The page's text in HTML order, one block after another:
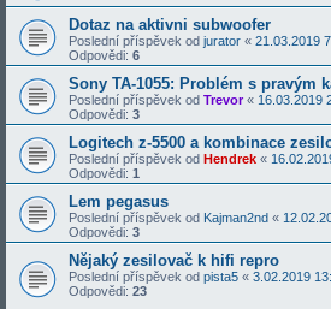
Dotaz na aktivni subwoofer
Poslední příspěvek od jurator « 21.03.2019
Odpovědi: 6
Sony TA-1055: Problém s pravým
Poslední příspěvek od Trevor« 16.03.2019
Odpovědi: 3
Logitech z-5500 a kombinace
Poslední příspěvek od Hendrek «
Odpovědi: 1
Lem pegasus
Poslední příspěvek od Kajman2nd «
Odpovědi: 3
Nějaký zesilovač k hifi repro
Poslední příspěvek od pista5 « 3.02.2019
Odpovědi: 23